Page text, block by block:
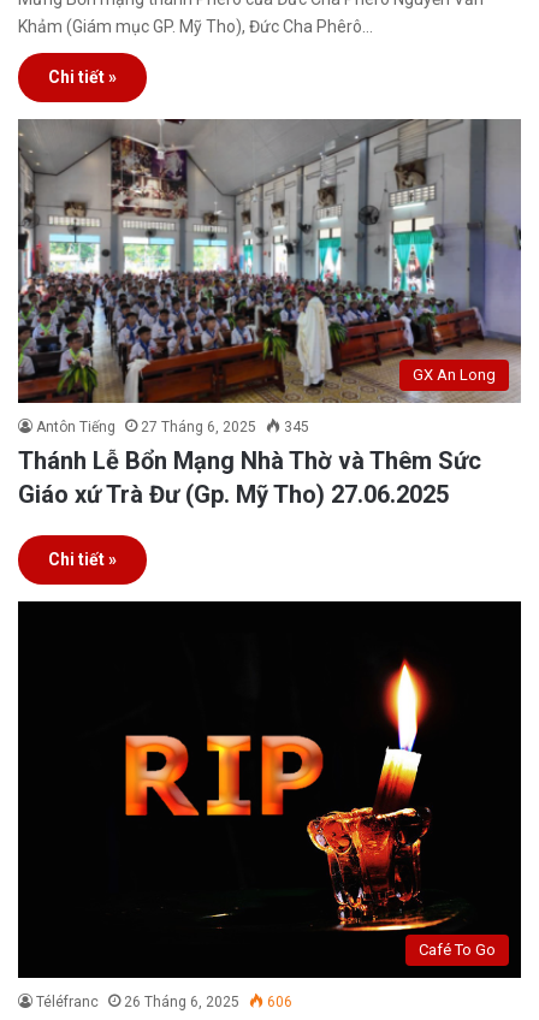
Khảm (Giám mục GP. Mỹ Tho), Đức Cha Phêrô…
Chi tiết »
GX An Long
Antôn Tiếng 27 Tháng 6, 2025 345
Thánh Lễ Bổn Mạng Nhà Thờ và Thêm Sức
Giáo xứ Trà Đư (Gp. Mỹ Tho) 27.06.2025
Chi tiết »
Café To Go
Téléfranc 26 Tháng 6, 2025 606